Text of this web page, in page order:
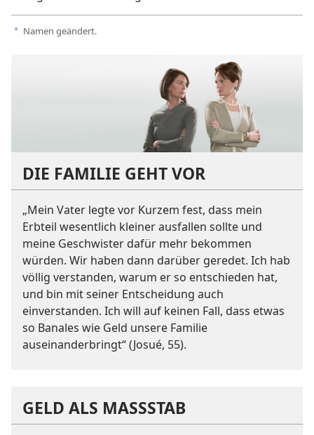
a Namen geändert.
DIE FAMILIE GEHT VOR
„Mein Vater legte vor Kurzem fest, dass mein
Erbteil wesentlich kleiner ausfallen sollte und
meine Geschwister dafür mehr bekommen
würden. Wir haben dann darüber geredet. Ich hab
völlig verstanden, warum er so entschieden hat,
und bin mit seiner Entscheidung auch
einverstanden. Ich will auf keinen Fall, dass etwas
so Banales wie Geld unsere Familie
auseinanderbringt“ (Josué, 55).
GELD ALS MASSSTAB